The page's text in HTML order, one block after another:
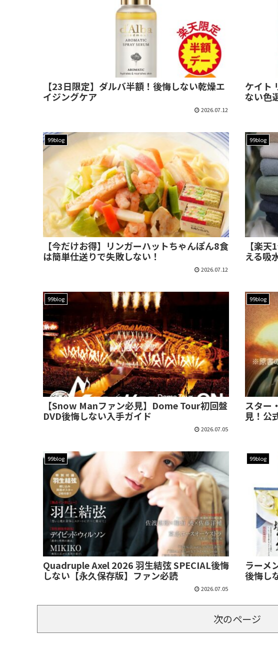
【23日限定】ダルバ半額！後悔しない乾燥エ
イジングケア
2026.07.12
ケイト
ない色
99blog
【今だけお得】リンガーハットちゃんぽん8食
は簡単仕送りで失敗しない！
2026.07.12
99blog
【楽
える吸
99blog
【Snow Manファン必見】Dome Tour初回盤
DVD後悔しない入手ガイド
2026.07.05
99blog
スター
見！公
99blog
Quadruple Axel 2026 羽生結弦 SPECIAL後悔
しない【永久保存版】ファン必読
2026.07.05
99blog
ラーメ
後悔し
次のページ